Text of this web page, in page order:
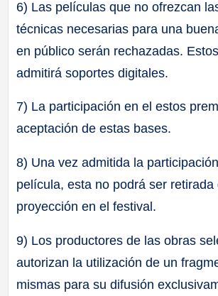
6) Las películas que no ofrezcan
técnicas necesarias para una
en público serán rechazadas.
admitirá soportes digitales.
7) La participación en el estos
aceptación de estas bases.
8) Una vez admitida la
película, esta no podrá ser retirada
proyección en el festival.
9) Los productores de las obras
autorizan la utilización de un
mismas para su difusión